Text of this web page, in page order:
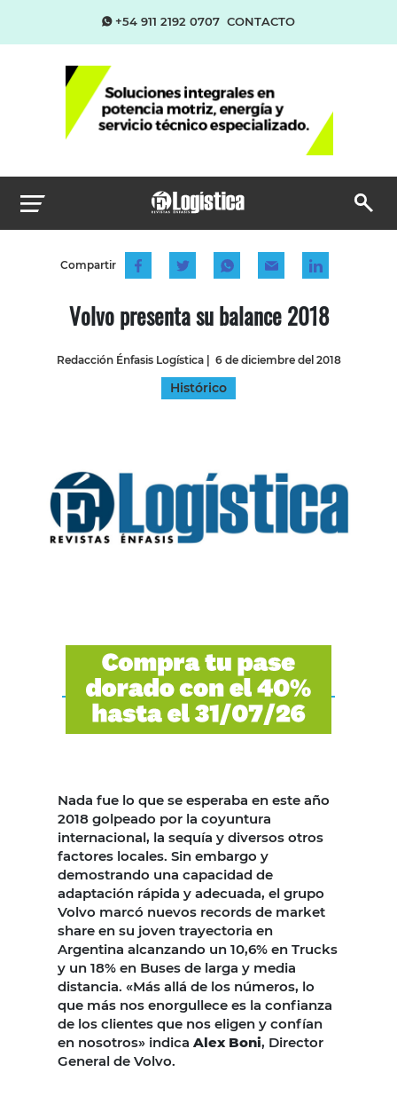
+54 911 2192 0707 CONTACTO
Compartir
Volvo presenta su balance 2018
Redacción Énfasis Logística| 6 de diciembre del 2018
Histórico
Nada fue lo que se esperaba en este año
2018 golpeado por la coyuntura
internacional, la sequía y diversos otros
factores locales. Sin embargo y
demostrando una capacidad de
adaptación rápida y adecuada, el grupo
Volvo marcó nuevos records de market
share en su joven trayectoria en
Argentina alcanzando un 10,6% en Trucks
y un 18% en Buses de larga y media
distancia. «Más allá de los números, lo
que más nos enorgullece es la confianza
de los clientes que nos eligen y confían
en nosotros» indica Alex Boni, Director
General de Volvo.